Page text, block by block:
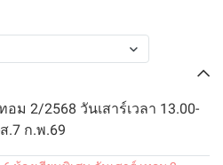
อม 2/2568 วันเสาร์เวลา 13.00-
.7 ก.พ.69